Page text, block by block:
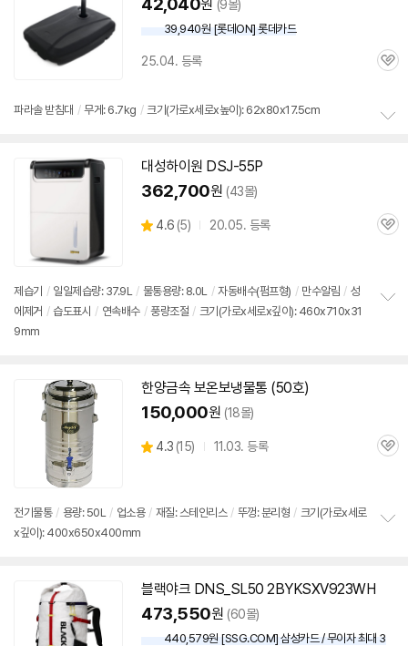
원 (9몰)
39,940원 [롯데ON] 롯데카드
25.04. 등록
관
파라솔 받침대 / 무게: 6.7kg / 크기(가로x세로x높이): 62x80x17.5cm
대성하이원 DSJ-55P
362,700원 (43몰)
별
4.6 (상
뷰
5) 20.05. 등록
관
제습기 / 일일제습량: 37.9L / 물통용량: 8.0L / 자동배수(펌프형) / 만수알림 / 성
에제거 / 습도표시 / 연속배수 / 풍량조절 / 크기(가로x세로x깊이): 460x710x31
9mm
한양금속 보온보냉물통 (50호)
150,000원 (18몰)
별
4.3 (상
뷰
15) 11.03. 등록
관
전기 물통 / 용량: 50L / 업소용 / 재질: 스테인리스 / 뚜껑: 분리형 / 크기(가로x세로
x깊이): 400x650x400mm
블랙야크 DNS_SL50 2BYKSXV923WH
473,550원 (60몰)
440,579원 [SSG.COM] 삼성카드 / 무이자 최대 3